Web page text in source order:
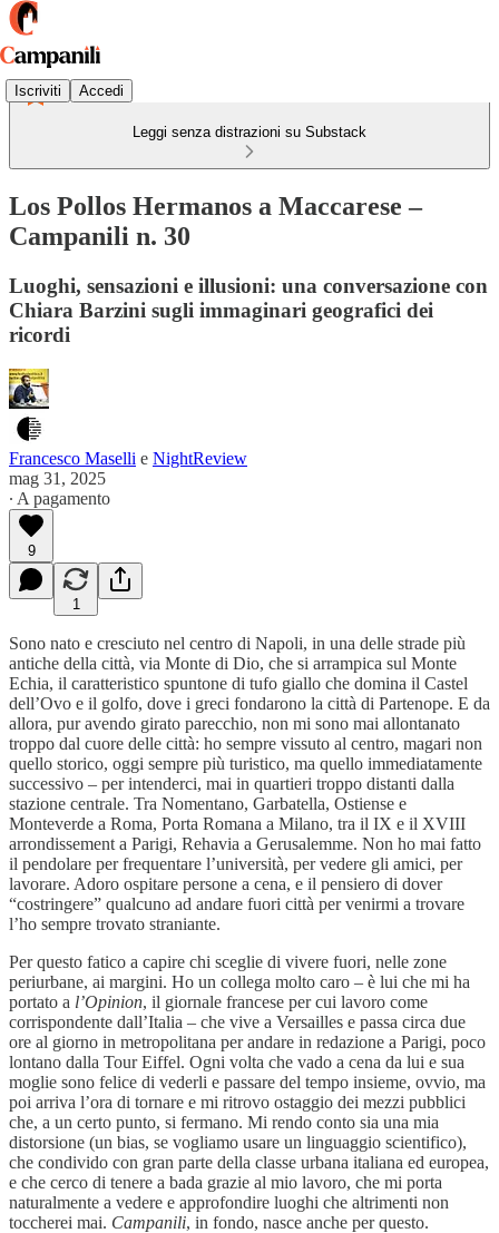
Iscriviti Accedi
Leggi senza distrazioni su Substack
Los Pollos Hermanos a Maccarese –
Campanili n. 30
Luoghi, sensazioni e illusioni: una conversazione con
Chiara Barzini sugli immaginari geografici dei
ricordi
Francesco Maselli e NightReview
mag 31, 2025
∙ A pagamento
9
1
Sono nato e cresciuto nel centro di Napoli, in una delle strade più
antiche della città, via Monte di Dio, che si arrampica sul Monte
Echia, il caratteristico spuntone di tufo giallo che domina il Castel
dell’Ovo e il golfo, dove i greci fondarono la città di Partenope. E da
allora, pur avendo girato parecchio, non mi sono mai allontanato
troppo dal cuore delle città: ho sempre vissuto al centro, magari non
quello storico, oggi sempre più turistico, ma quello immediatamente
successivo – per intenderci, mai in quartieri troppo distanti dalla
stazione centrale. Tra Nomentano, Garbatella, Ostiense e
Monteverde a Roma, Porta Romana a Milano, tra il IX e il XVIII
arrondissement a Parigi, Rehavia a Gerusalemme. Non ho mai fatto
il pendolare per frequentare l’università, per vedere gli amici, per
lavorare. Adoro ospitare persone a cena, e il pensiero di dover
“costringere” qualcuno ad andare fuori città per venirmi a trovare
l’ho sempre trovato straniante.
Per questo fatico a capire chi sceglie di vivere fuori, nelle zone
periurbane, ai margini. Ho un collega molto caro – è lui che mi ha
portato a l’Opinion, il giornale francese per cui lavoro come
corrispondente dall’Italia – che vive a Versailles e passa circa due
ore al giorno in metropolitana per andare in redazione a Parigi, poco
lontano dalla Tour Eiffel. Ogni volta che vado a cena da lui e sua
moglie sono felice di vederli e passare del tempo insieme, ovvio, ma
poi arriva l’ora di tornare e mi ritrovo ostaggio dei mezzi pubblici
che, a un certo punto, si fermano. Mi rendo conto sia una mia
distorsione (un bias, se vogliamo usare un linguaggio scientifico),
che condivido con gran parte della classe urbana italiana ed europea,
e che cerco di tenere a bada grazie al mio lavoro, che mi porta
naturalmente a vedere e approfondire luoghi che altrimenti non
toccherei mai. Campanili, in fondo, nasce anche per questo.